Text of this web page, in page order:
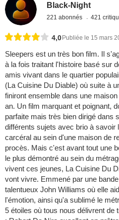
Black-Night
221 abonnés 421
4,0 Publiée le 15 mars
Sleepers est un très bon film. Il
à la fois traitant l'histoire basé sur
amis vivant dans le quartier
(La Cuisine Du Diable) où suite à
finiront ensemble dans une
an. Un film marquant et poignant,
parfaite mais très bien dirigé dans
différents sujets avec brio à savoir
carcéral au sein d'une maison de
procès. Mais c'est avant tout une
le plus démontré au sein du
vivent ces jeunes, La Cuisine Du
vont vivre. Emmené par une
talentueux John Williams où elle
l'émotion, ainsi qu'a sublimé le
5 étoiles où tous nous délivrent de